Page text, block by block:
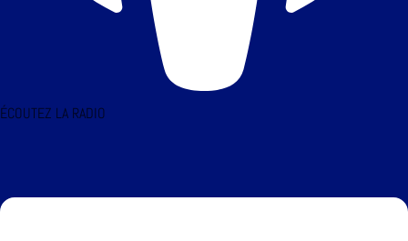
ÉCOUTEZ LA RADIO